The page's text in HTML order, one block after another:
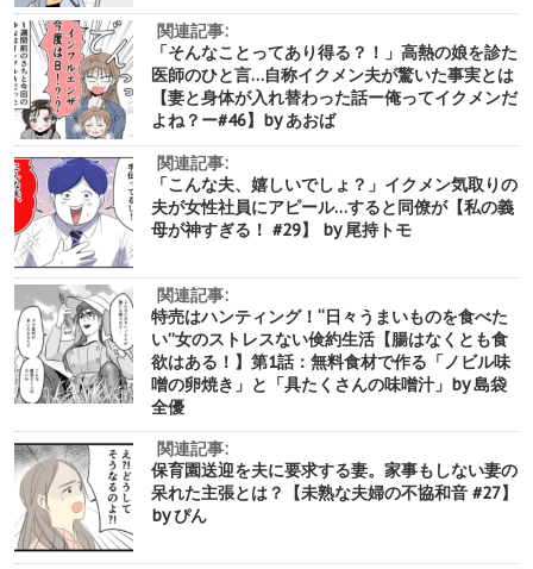
関連記事:
「そんなことってあり得る？！」高熱の娘を診た
医師のひと言…自称イクメン夫が驚いた事実とは
【妻と身体が入れ替わった話ー俺ってイクメンだ
よね？ー#46】by あおば
関連記事:
「こんな夫、嬉しいでしょ？」イクメン気取りの
夫が女性社員にアピール…すると同僚が【私の義
母が神すぎる！ #29】 by 尾持トモ
関連記事:
特売はハンティング！“日々うまいものを食べた
い”女のストレスない倹約生活【腸はなくとも食
欲はある！】第1話：無料食材で作る「ノビル味
噌の卵焼き」と「具たくさんの味噌汁」by 島袋
全優
関連記事:
保育園送迎を夫に要求する妻。家事もしない妻の
呆れた主張とは？【未熟な夫婦の不協和音 #27】
by ぴん